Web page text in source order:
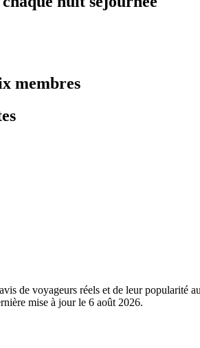
membres
de voyageurs réels et de leur popularité
mise à jour le 6 août 2026.